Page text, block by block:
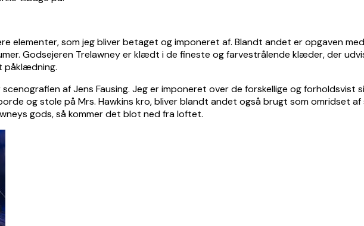
elementer, som jeg bliver betaget og imponeret af. Blandt andet er opgaven
Godsejeren Trelawney er klædt i de fineste og farvestrålende klæder, der
påklædning.
af Jens Fausing. Jeg er imponeret over de forskellige og forholdsvist
og stole på Mrs. Hawkins kro, bliver blandt andet også brugt som omridset
gods, så kommer det blot ned fra loftet.